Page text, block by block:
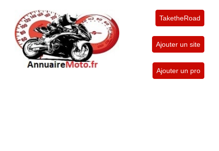
TaketheRoad
Ajouter un site
Ajouter un pro